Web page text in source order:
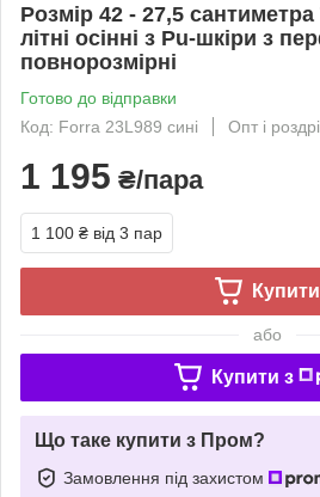
Розмір 42 - 27,5
літні осінні з Pu-шкіри з
повнорозмірні
Готово до відправки
Код: Forra 23L989 сині
Опт і
1 195 ₴/пара
1 100 ₴ від 3 пар
Купити
або
Купити з
Що таке купити з Пром?
Замовлення під захистом